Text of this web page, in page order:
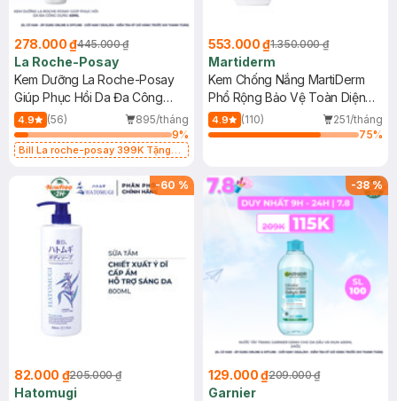
278.000 ₫445.000 ₫
La Roche-Posay
Kem Dưỡng La Roche-Posay
Giúp Phục Hồi Da Đa Công
Dụng 40ml
4.9 (56)
895/tháng
9%
Bill La roche-posay 399K Tặng
(SL có hạn)
553.000 ₫1.350.000 ₫
Martiderm
Kem Chống Nắng MartiDerm
Phổ Rộng Bảo Vệ Toàn Diện
40ml
4.9 (110)
251/tháng
75%
-60 %
82.000 ₫205.000 ₫
Hatomugi
-38%
129.000 ₫209.000 ₫
Garnier